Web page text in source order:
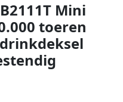
Mini
toeren